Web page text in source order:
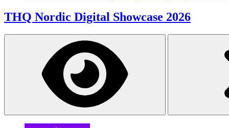
THQ Nordic Digital Showcase 2026